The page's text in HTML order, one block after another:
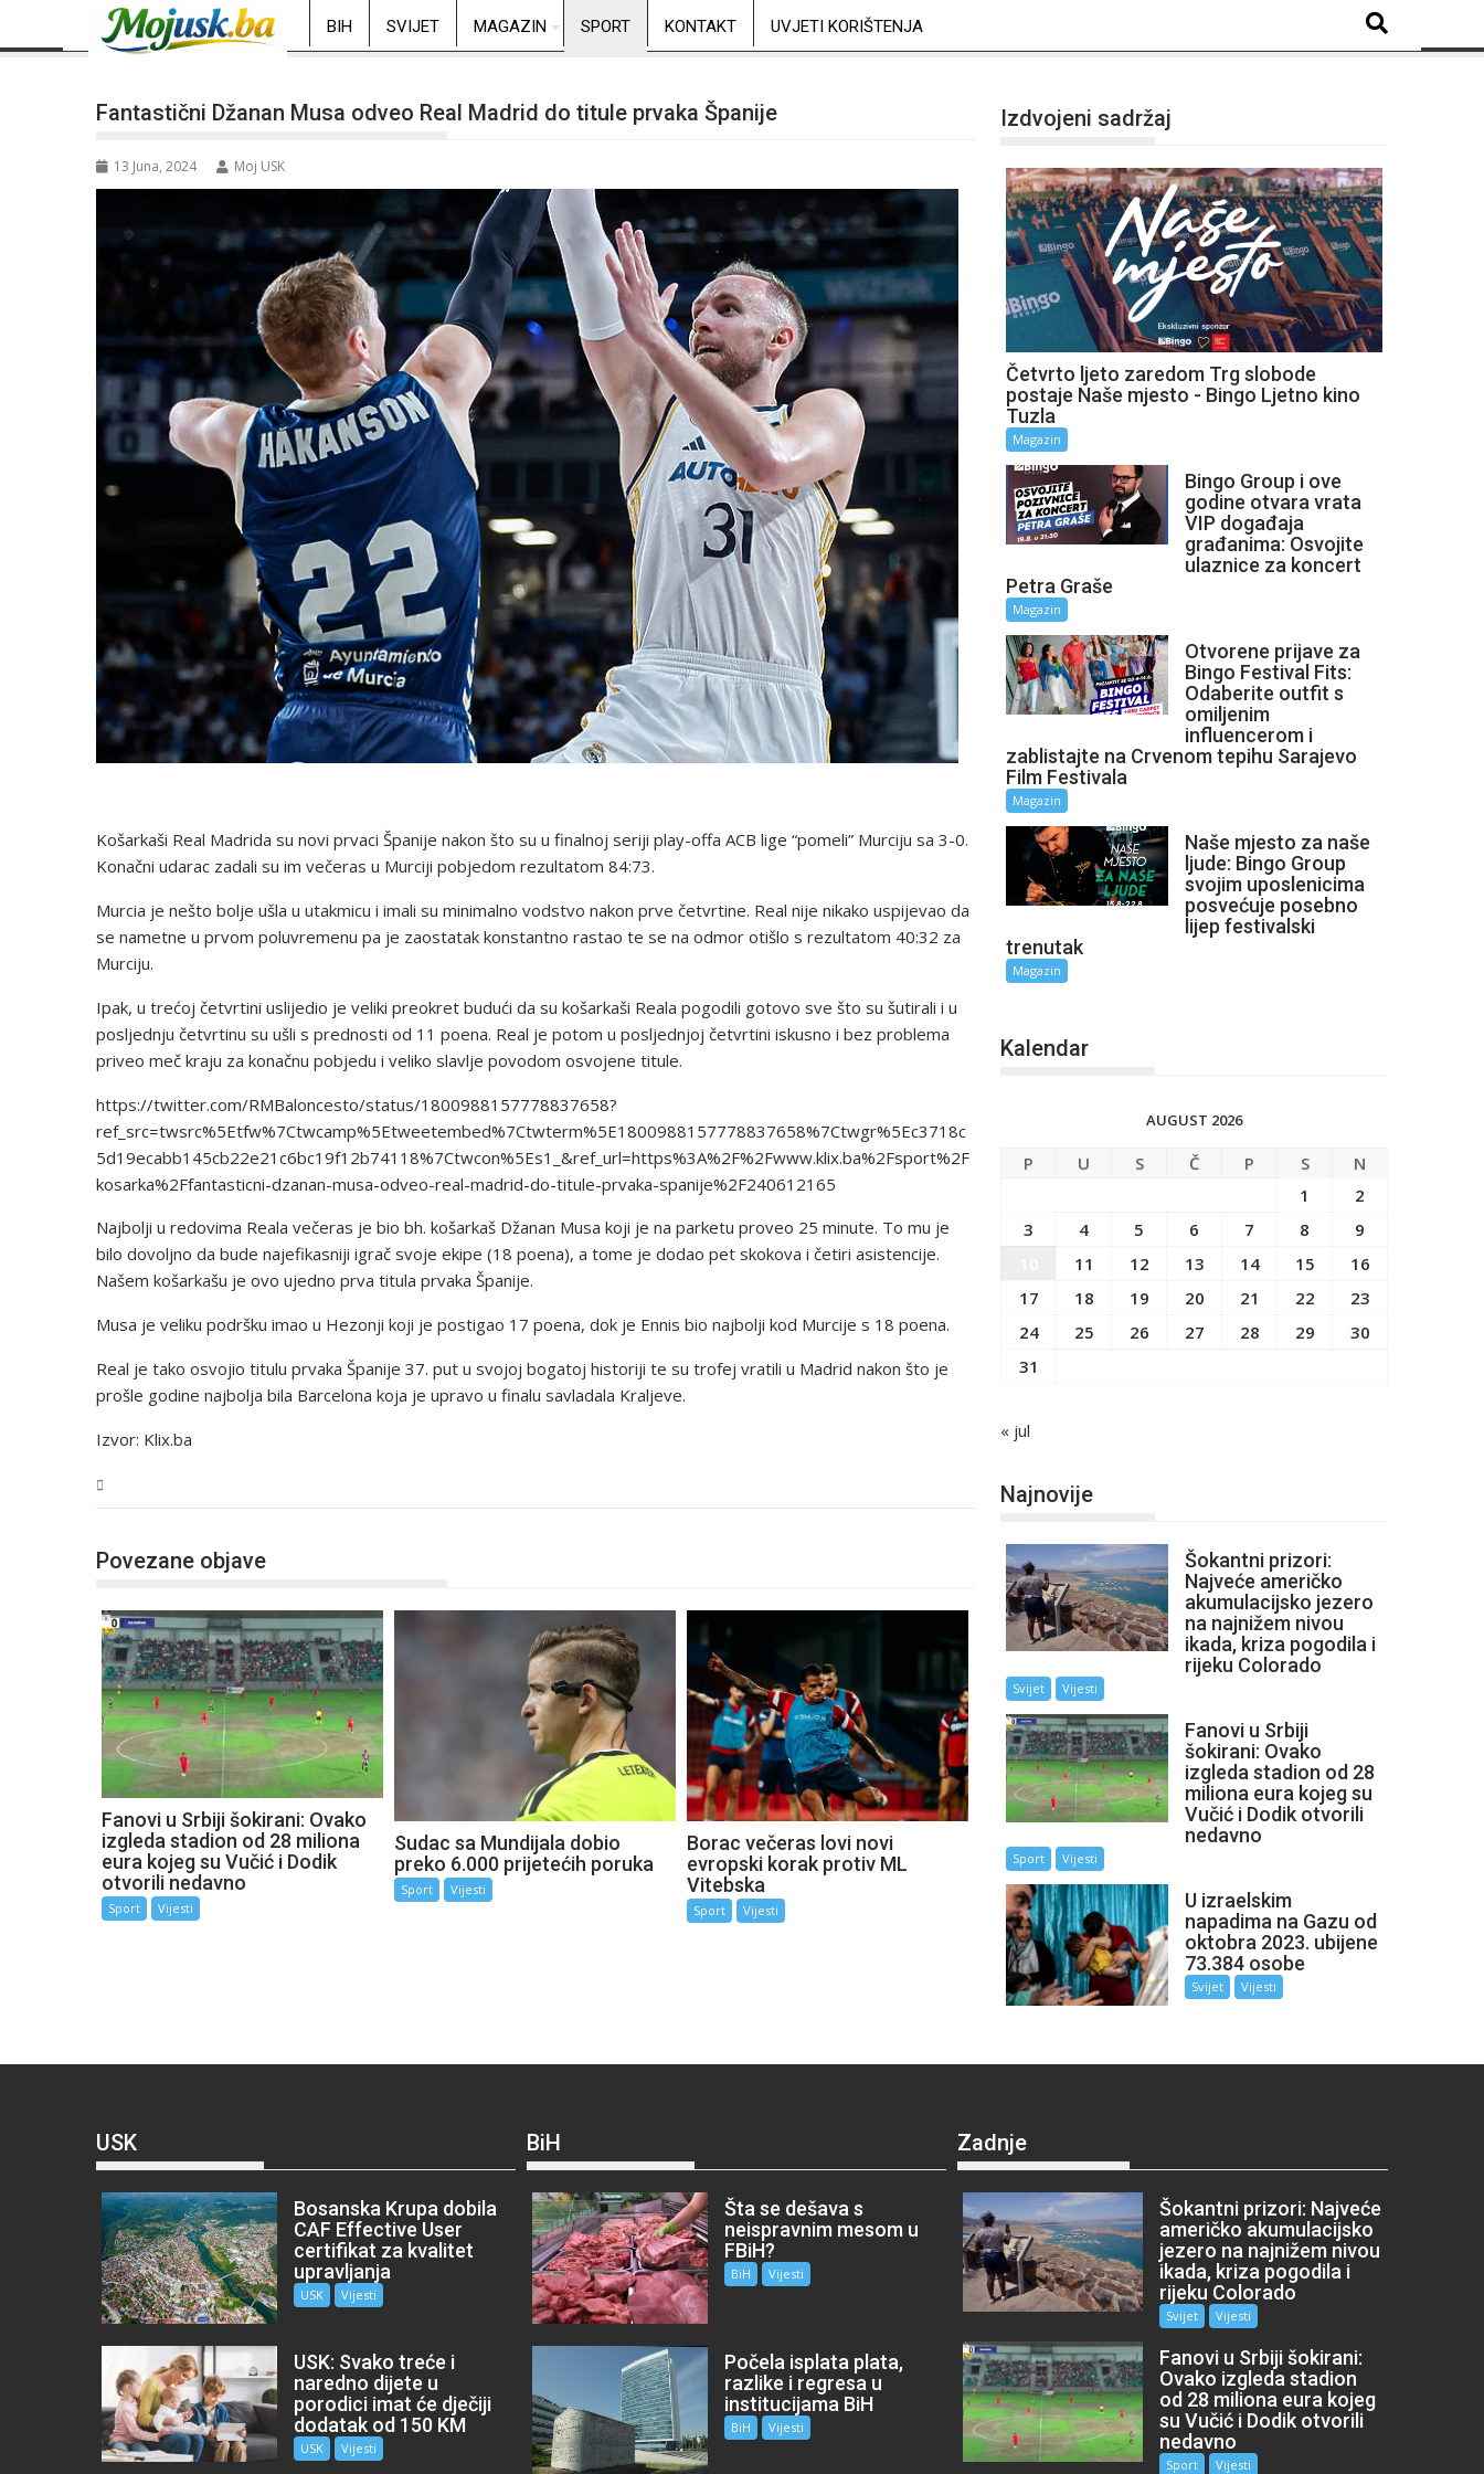
BIH SVIJET MAGAZIN SPORT KONTAKT UVJETI KORIŠTENJA
Fantastični Džanan Musa odveo Real Madrid do titule prvaka Španije
13 Juna, 2024 Moj USK
Košarkaši Real Madrida su novi prvaci Španije nakon što su u finalnoj seriji play-offa ACB lige “pomeli” Murciju sa 3-0.
Konačni udarac zadali su im večeras u Murciji pobjedom rezultatom 84:73.
Murcia je nešto bolje ušla u utakmicu i imali su minimalno vodstvo nakon prve četvrtine. Real nije nikako uspijevao da
se nametne u prvom poluvremenu pa je zaostatak konstantno rastao te se na odmor otišlo s rezultatom 40:32 za
Murciju.
Ipak, u trećoj četvrtini uslijedio je veliki preokret budući da su košarkaši Reala pogodili gotovo sve što su šutirali i u
posljednju četvrtinu su ušli s prednosti od 11 poena. Real je potom u posljednjoj četvrtini iskusno i bez problema
priveo meč kraju za konačnu pobjedu i veliko slavlje povodom osvojene titule.
https://twitter.com/RMBaloncesto/status/1800988157778837658?
ref_src=twsrc%5Etfw%7Ctwcamp%5Etweetembed%7Ctwterm%5E1800988157778837658%7Ctwgr%5Ec3718c
5d19ecabb145cb22e21c6bc19f12b74118%7Ctwcon%5Es1_&ref_url=https%3A%2F%2Fwww.klix.ba%2Fsport%2F
kosarka%2Ffantasticni-dzanan-musa-odveo-real-madrid-do-titule-prvaka-spanije%2F240612165
Najbolji u redovima Reala večeras je bio bh. košarkaš Džanan Musa koji je na parketu proveo 25 minute. To mu je
bilo dovoljno da bude najefikasniji igrač svoje ekipe (18 poena), a tome je dodao pet skokova i četiri asistencije.
Našem košarkašu je ovo ujedno prva titula prvaka Španije.
Musa je veliku podršku imao u Hezonji koji je postigao 17 poena, dok je Ennis bio najbolji kod Murcije s 18 poena.
Real je tako osvojio titulu prvaka Španije 37. put u svojoj bogatoj historiji te su trofej vratili u Madrid nakon što je
prošle godine najbolja bila Barcelona koja je upravo u finalu savladala Kraljeve.
Izvor: Klix.ba
Povezane objave
Fanovi u Srbiji šokirani: Ovako
izgleda stadion od 28 miliona
eura kojeg su Vučić i Dodik
otvorili nedavno
Sport Vijesti
Sudac sa Mundijala dobio
preko 6.000 prijetećih poruka
Sport Vijesti
Borac večeras lovi novi
evropski korak protiv ML
Vitebska
Sport Vijesti
Izdvojeni sadržaj
Četvrto ljeto zaredom Trg slobode
postaje Naše mjesto - Bingo Ljetno kino
Tuzla
Magazin
Bingo Group i ove
godine otvara vrata
VIP događaja
građanima: Osvojite
ulaznice za koncert
Petra Graše
Magazin
Otvorene prijave za
Bingo Festival Fits:
Odaberite outfit s
omiljenim
influencerom i
zablistajte na Crvenom tepihu Sarajevo
Film Festivala
Magazin
Naše mjesto za naše
ljude: Bingo Group
svojim uposlenicima
posvećuje posebno
lijep festivalski
trenutak
Magazin
Kalendar
AUGUST 2026
P U S Č P S
N
1
2
3
4 5 6 7 8
9
11 12 13 14 15
16
17
18 19 20 21 22
23
24
25 26 27 28 29
30
31
« jul
Najnovije
Šokantni prizori:
Najveće američko
akumulacijsko jezero
na najnižem nivou
ikada, kriza pogodila i
rijeku Colorado
Svijet Vijesti
Fanovi u Srbiji
šokirani: Ovako
izgleda stadion od 28
miliona eura kojeg su
Vučić i Dodik otvorili
nedavno
Sport Vijesti
U izraelskim
napadima na Gazu od
oktobra 2023. ubijene
73.384 osobe
Svijet Vijesti
USK
Bosanska Krupa dobila
CAF Effective User
certifikat za kvalitet
upravljanja
USK Vijesti
USK: Svako treće i
naredno dijete u
porodici imat će dječiji
dodatak od 150 KM
USK Vijesti
BiH
Šta se dešava s
neispravnim mesom u
FBiH?
BiH Vijesti
Počela isplata plata,
razlike i regresa u
institucijama BiH
BiH Vijesti
Zadnje
Šokantni prizori: Najveće
američko akumulacijsko
jezero na najnižem nivou
ikada, kriza pogodila i
rijeku Colorado
Svijet Vijesti
Fanovi u Srbiji šokirani:
Ovako izgleda stadion
od 28 miliona eura kojeg
su Vučić i Dodik otvorili
nedavno
Sport Vijesti